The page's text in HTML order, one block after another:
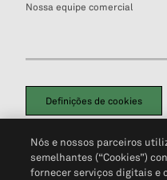
Nossa equipe comercial
Definições de cookies
Política de PrivacidadePortal de
Não Venda Minhas
Nós e nossos parceiros
semelhantes (“Cookies”)
fornecer serviços digitais e